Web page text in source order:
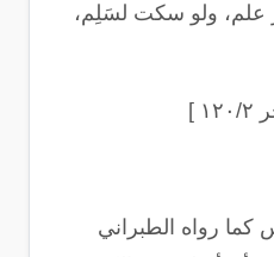
علم، ولو سكت لسَلِم،
]
رواه الطبراني